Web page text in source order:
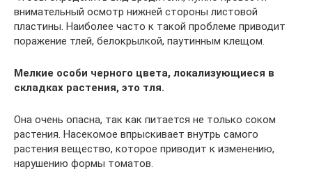
внимательный осмотр нижней стороны листовой
пластины. Наиболее часто к такой проблеме приводит
поражение тлей, белокрылкой, паутинным клещом.
Мелкие особи черного цвета, локализующиеся в
складках растения, это тля.
Она очень опасна, так как питается не только соком
растения. Насекомое впрыскивает внутрь самого
растения вещество, которое приводит к изменению,
нарушению формы томатов.